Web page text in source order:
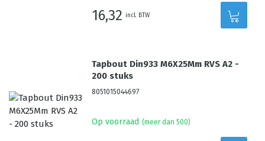
16,32 incl. BTW
Tapbout Din933 M6X25Mm RVS A2 -
200 stuks
8051015044697
Op voorraad (meer dan 500)